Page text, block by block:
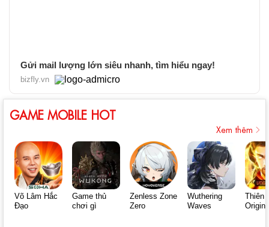
Gửi mail lượng lớn siêu nhanh, tìm hiểu ngay!
bizfly.vn
GAME MOBILE HOT
Xem thêm
Võ Lâm Hắc
Đạo
Game thủ
chơi gì
Zenless Zone
Zero
Wuthering
Waves
Thiên
Origin